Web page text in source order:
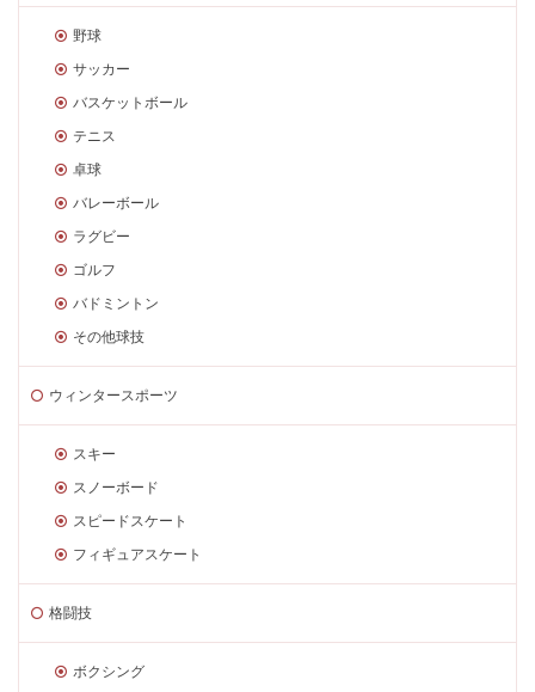
野球
サッカー
バスケットボール
テニス
卓球
バレーボール
ラグビー
ゴルフ
バドミントン
その他球技
ウィンタースポーツ
スキー
スノーボード
スピードスケート
フィギュアスケート
格闘技
ボクシング